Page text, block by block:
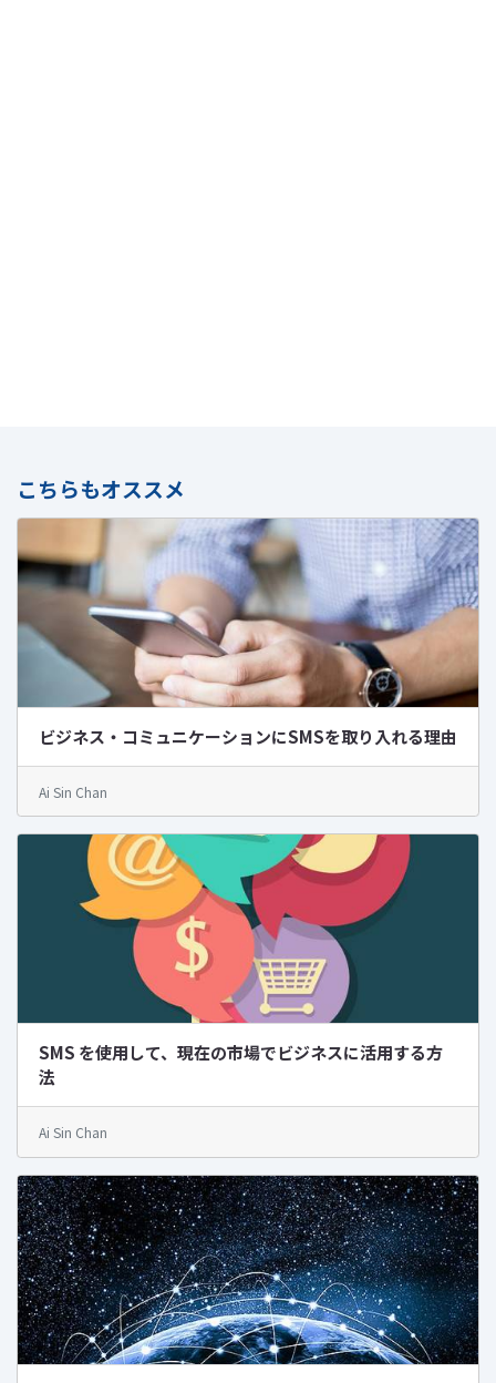
こちらもオススメ
ビジネス・コミュニケーションにSMSを取り入れる理由
Ai Sin Chan
SMS を使用して、現在の市場でビジネスに活用する方
法
Ai Sin Chan